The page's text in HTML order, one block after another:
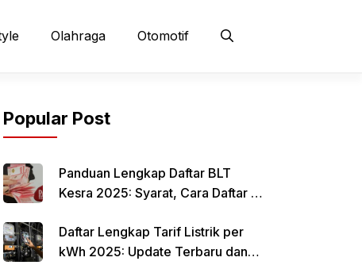
Olahraga Otomotif
Popular Post
Panduan Lengkap Daftar BLT
Kesra 2025: Syarat, Cara Daftar &
Daftar Lengkap Tarif Listrik per
kWh 2025: Update Terbaru dan